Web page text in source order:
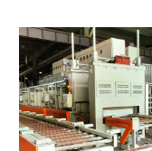
процессе